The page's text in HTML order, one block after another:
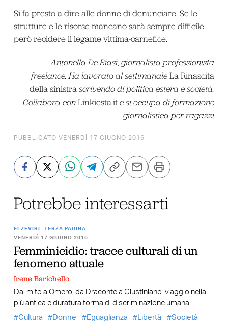
Si fa presto a dire alle donne di denunciare. Se le
strutture e le risorse mancano sarà sempre difficile
però recidere il legame vittima-carnefice.
Antonella De Biasi, giornalista professionista
freelance. Ha lavorato al settimanale La Rinascita
della sinistrascrivendo di politica estera e società.
Collabora conLinkiesta.it e si occupa di formazione
giornalistica per ragazzi
PUBBLICATO VENERDÌ 17 GIUGNO 2016
Potrebbe interessarti
ELZEVIRI
TERZA PAGINA
VENERDÌ 17 GIUGNO 2016
Femminicidio: tracce culturali di un
fenomeno attuale
Irene Barichello
Dal mito a Omero, da Draconte a Giustiniano: viaggio nella
più antica e duratura forma di discriminazione umana
Cultura
Donne Eguaglianza Libertà
Società